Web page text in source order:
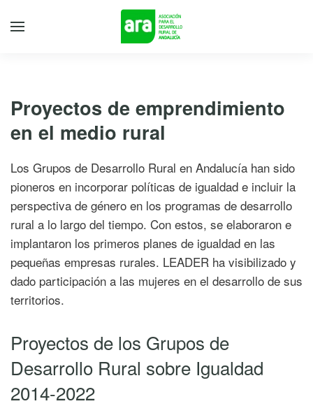
Proyectos de emprendimiento
en el medio rural
Los Grupos de Desarrollo Rural en Andalucía han sido
pioneros en incorporar políticas de igualdad e incluir la
perspectiva de género en los programas de desarrollo
rural a lo largo del tiempo. Con estos, se elaboraron e
implantaron los primeros planes de igualdad en las
pequeñas empresas rurales. LEADER ha visibilizado y
dado participación a las mujeres en el desarrollo de sus
territorios.
Proyectos de los Grupos de
Desarrollo Rural sobre Igualdad
2014-2022